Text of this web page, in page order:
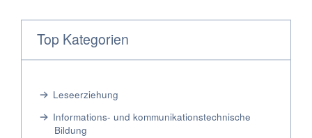
Top Kategorien
Leseerziehung
Informations- und kommunikationstechnische
Bildung